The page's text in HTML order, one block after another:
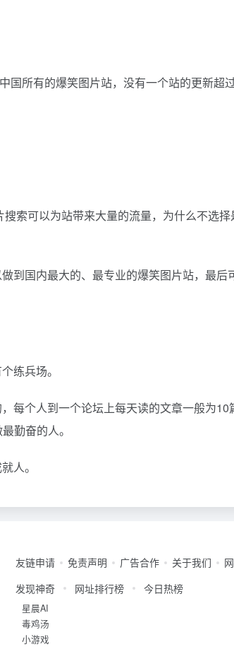
国所有的爆笑图片站，没有一个站的更新超
索可以为站带来大量的流量，为什么不选
到国内最大的、最专业的爆笑图片站，最后
练兵场。
每个人到一个论坛上每天读的文章一般为
勤奋的人。
人。
友链申请 免责声明 广告合作 关于我们
发现神奇
星晨AI
毒鸡汤
小游戏
网址排行榜 今日热榜